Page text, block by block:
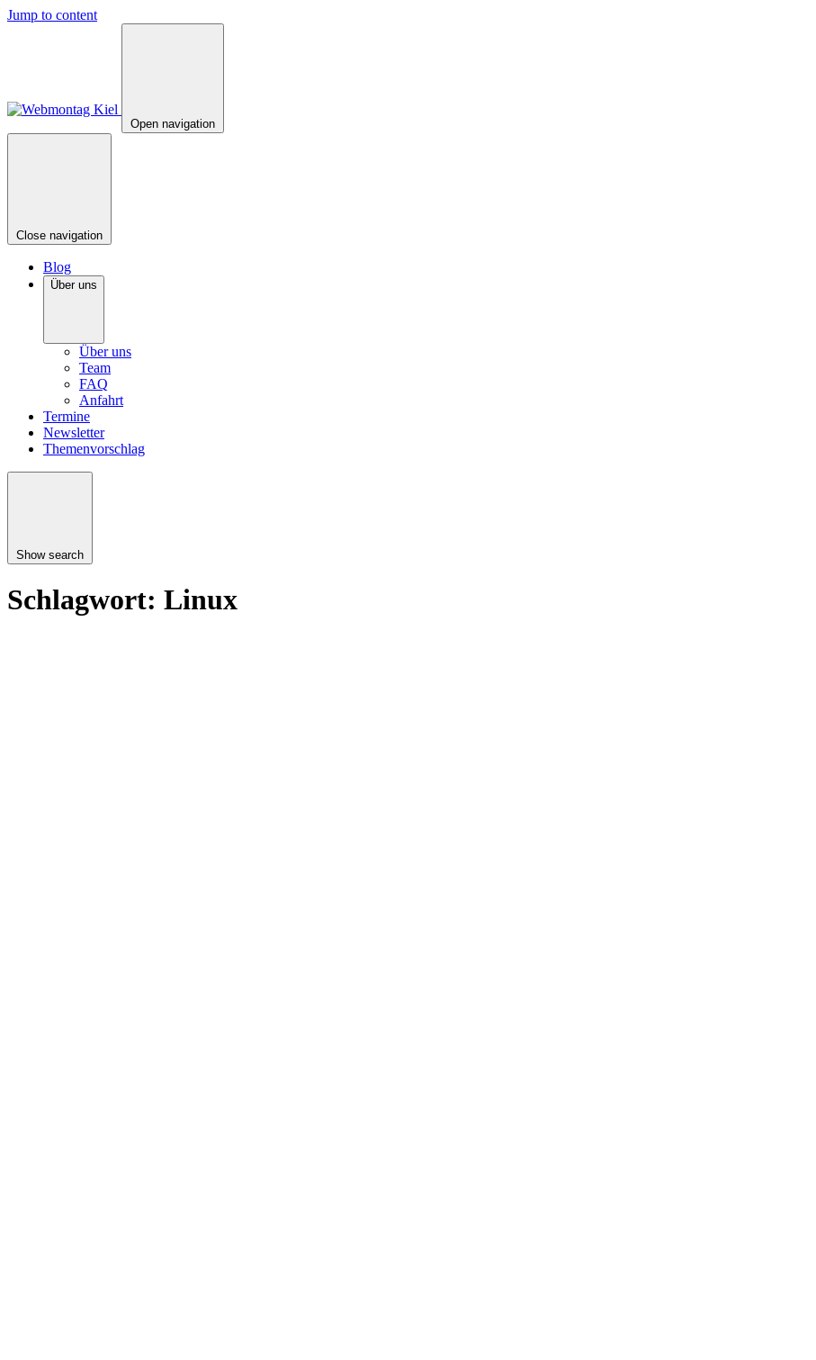
Jump to content
Open navigation
Close navigation
Blog
Über uns
Über uns
Team
FAQ
Anfahrt
Termine
Newsletter
Themenvorschlag
Show search
Schlagwort: Linux